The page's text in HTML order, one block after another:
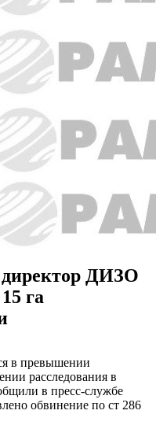
директор ДИЗО
га
в превышении
расследования в
в пресс-службе
обвинение по ст 286